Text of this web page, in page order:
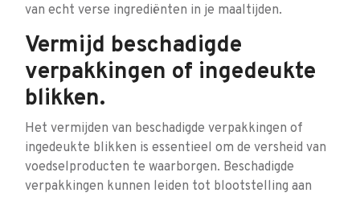
van echt verse ingrediënten in je maaltijden.
Vermijd beschadigde
verpakkingen of ingedeukte
blikken.
Het vermijden van beschadigde verpakkingen of
ingedeukte blikken is essentieel om de versheid van
voedselproducten te waarborgen. Beschadigde
verpakkingen kunnen leiden tot blootstelling aan